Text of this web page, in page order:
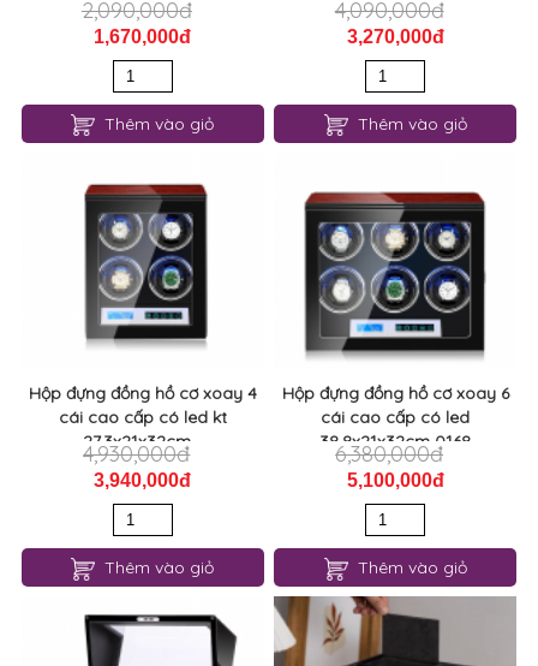
2,090,000đ
1,670,000đ
Thêm vào giỏ
4,090,000đ
3,270,000đ
Thêm vào giỏ
Hộp đựng đồng hồ cơ xoay 4
cái cao cấp có led kt
27.3x21x32cm...
4,930,000đ
3,940,000đ
Thêm vào giỏ
Hộp đựng đồng hồ cơ xoay 6
cái cao cấp có led
38.8x21x32cm 0168
6,380,000đ
5,100,000đ
Thêm vào giỏ